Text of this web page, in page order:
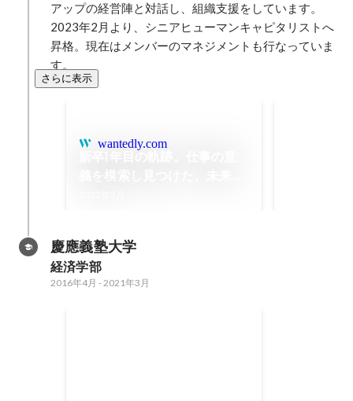
アップの経営陣と対話し、組織支援をしています。
2023年2月より、シニアヒューマンキャピタリストへ
昇格。現在はメンバーのマネジメントも行なっていま
す。
さらに表示
wantedly.com
慶應義塾大学
経済学部
2016年4月 -2021年3月